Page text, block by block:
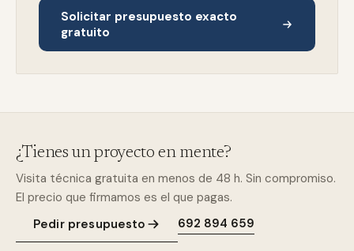
Solicitar presupuesto exacto
gratuito
¿Tienes un proyecto en mente?
Visita técnica gratuita en menos de 48 h. Sin compromiso.
El precio que firmamos es el que pagas.
Pedir presupuesto
692 894 659